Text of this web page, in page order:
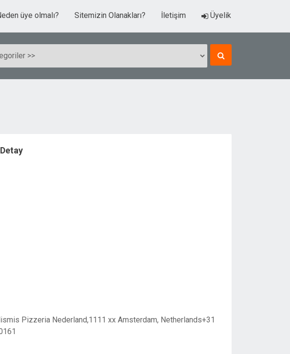
üye olmalı? Sitemizin Olanakları? İletişim Üyelik
Pizzeria Nederland,1111 xx Amsterdam, Netherlands+31